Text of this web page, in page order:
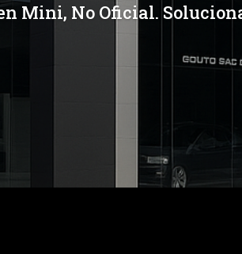
Mini, No Oficial.